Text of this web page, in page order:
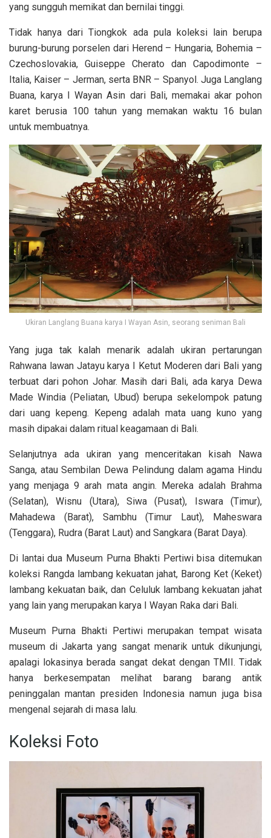
yang sungguh memikat dan bernilai tinggi.
Tidak hanya dari Tiongkok ada pula koleksi lain berupa
burung-burung porselen dari Herend – Hungaria, Bohemia –
Czechoslovakia, Guiseppe Cherato dan Capodimonte –
Italia, Kaiser – Jerman, serta BNR – Spanyol. Juga Langlang
Buana, karya I Wayan Asin dari Bali, memakai akar pohon
karet berusia 100 tahun yang memakan waktu 16 bulan
untuk membuatnya.
Ukiran Langlang Buana karya I Wayan Asin, seorang seniman Bali
Yang juga tak kalah menarik adalah ukiran pertarungan
Rahwana lawan Jatayu karya I Ketut Moderen dari Bali yang
terbuat dari pohon Johar. Masih dari Bali, ada karya Dewa
Made Windia (Peliatan, Ubud) berupa sekelompok patung
dari uang kepeng. Kepeng adalah mata uang kuno yang
masih dipakai dalam ritual keagamaan di Bali.
Selanjutnya ada ukiran yang menceritakan kisah Nawa
Sanga, atau Sembilan Dewa Pelindung dalam agama Hindu
yang menjaga 9 arah mata angin. Mereka adalah Brahma
(Selatan), Wisnu (Utara), Siwa (Pusat), Iswara (Timur),
Mahadewa (Barat), Sambhu (Timur Laut), Maheswara
(Tenggara), Rudra (Barat Laut) and Sangkara (Barat Daya).
Di lantai dua Museum Purna Bhakti Pertiwi bisa ditemukan
koleksi Rangda lambang kekuatan jahat, Barong Ket (Keket)
lambang kekuatan baik, dan Celuluk lambang kekuatan jahat
yang lain yang merupakan karya I Wayan Raka dari Bali.
Museum Purna Bhakti Pertiwi merupakan tempat wisata
museum di Jakarta yang sangat menarik untuk dikunjungi,
apalagi lokasinya berada sangat dekat dengan TMII. Tidak
hanya berkesempatan melihat barang barang antik
peninggalan mantan presiden Indonesia namun juga bisa
mengenal sejarah di masa lalu.
Koleksi Foto